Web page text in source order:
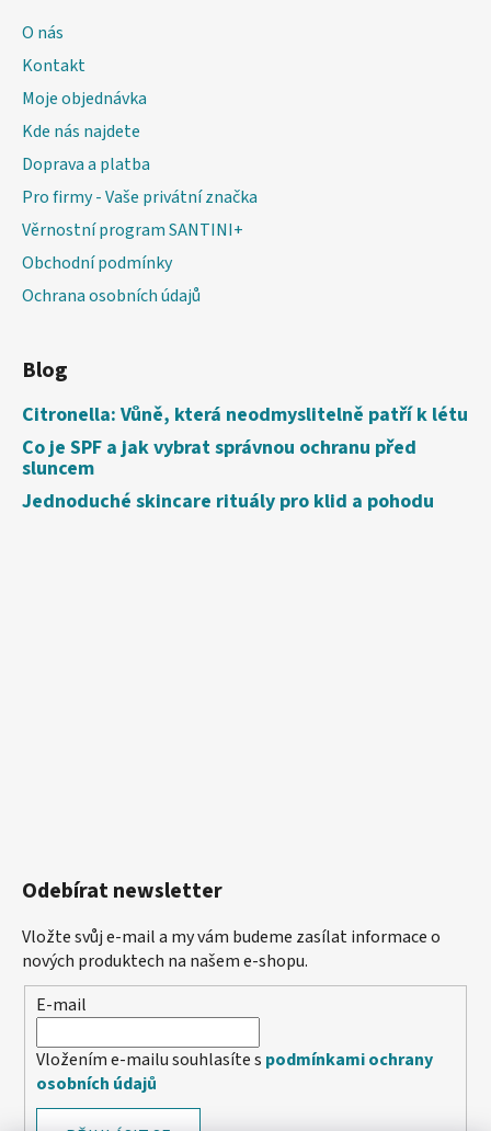
O nás
Kontakt
Moje objednávka
Kde nás najdete
Doprava a platba
Pro firmy - Vaše privátní značka
Věrnostní program SANTINI+
Obchodní podmínky
Ochrana osobních údajů
Blog
Citronella: Vůně, která neodmyslitelně patří k létu
Co je SPF a jak vybrat správnou ochranu před
sluncem
Jednoduché skincare rituály pro klid a pohodu
Odebírat newsletter
Vložte svůj e-mail a my vám budeme zasílat informace o
nových produktech na našem e-shopu.
E-mail
Vložením e-mailu souhlasíte s podmínkami ochrany
osobních údajů